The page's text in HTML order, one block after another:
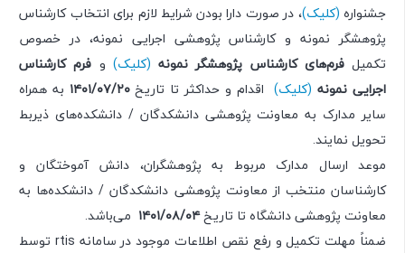
جشنواره (کلیک)، در صورت دارا بودن شرایط لازم برای انتخاب کارشناس
پژوهشگر نمونه و کارشناس پژوهشی اجرایی نمونه، در خصوص
تکمیل فرم‌های کارشناس پژوهشگر نمونه (کلیک) و فرم کارشناس
اجرایی نمونه (کلیک)‏ اقدام و حداکثر تا تاریخ۲۰/‏۰۷/‏۱۴۰۱‬
به همراه
سایر مدارک به معاونت پژوهشی دانشکدگان / دانشکده‌های ذیربط
تحویل نمایند.
موعد ارسال مدارک مربوط به پژوهشگران، دانش آموختگان و
کارشناسان منتخب از معاونت پژوهشی دانشکدگان / دانشکده‌ها به
معاونت پژوهشی دانشگاه تا تاریخ۰۴/‏۰۸/‏۱۴۰۱‬
می‌باشد.
ضمناً مهلت تکمیل و رفع نقص اطلاعات موجود در سامانه rtis توسط